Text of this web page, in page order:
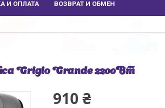
И ОПЛАТА ВОЗВРАТ И ОБМЕН
Grigio Grande 2200Вт
910 ₴